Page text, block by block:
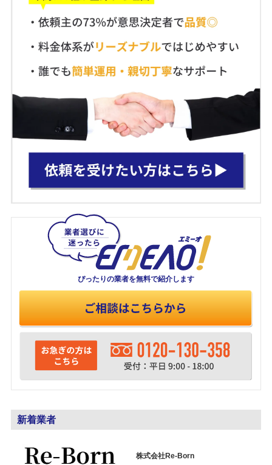
ぴったりの業者を無料で紹介します
新着業者
株式会社Re-Born